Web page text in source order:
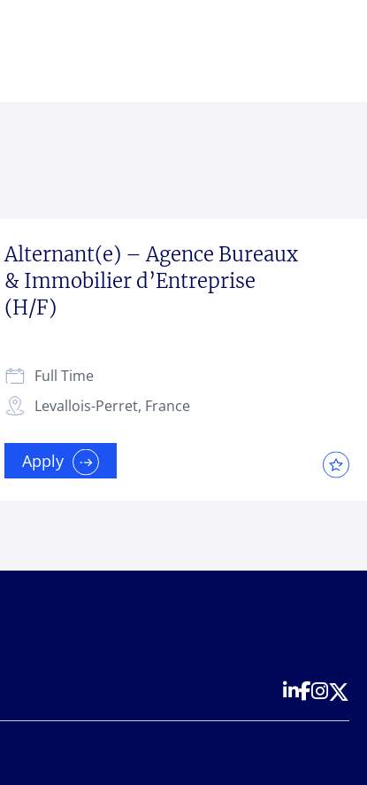
Alternant(e) – Agence Bureaux
& Immobilier d’Entreprise
(H/F)
Levallois-Perret, France
Full Time
Apply